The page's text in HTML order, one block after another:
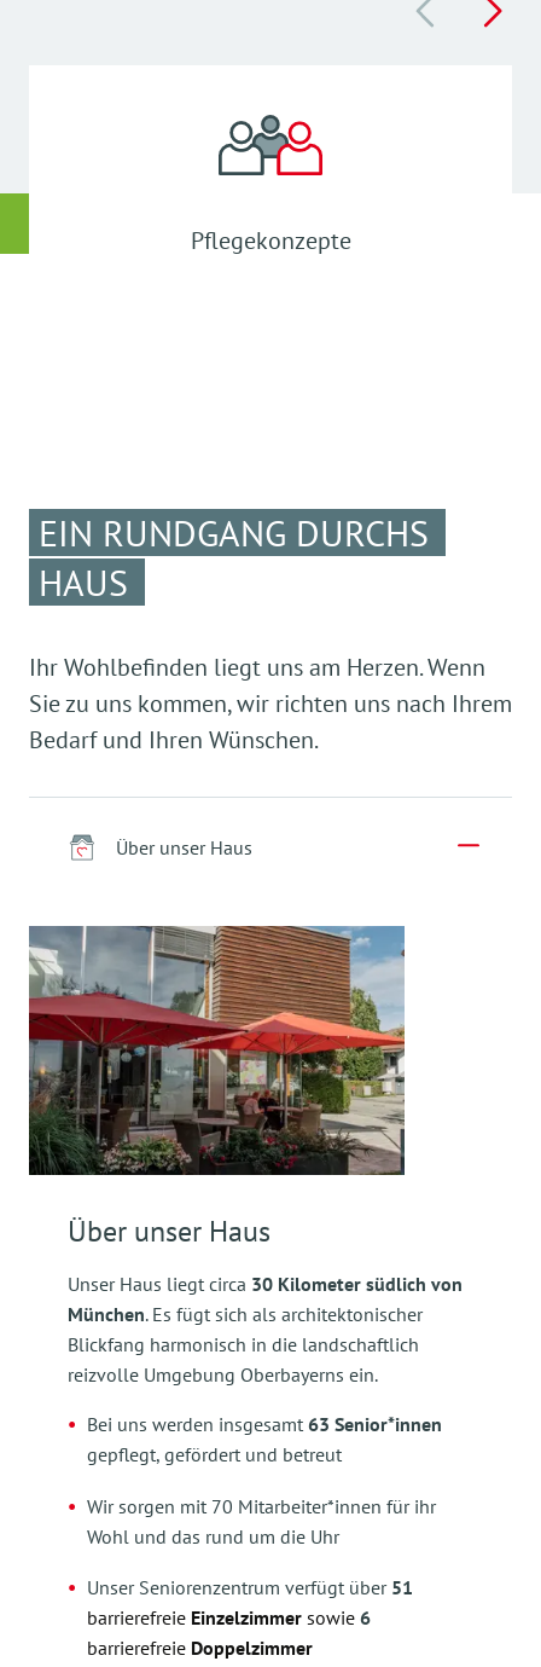
Pflegekonzepte
EIN RUNDGANG DURCHS
HAUS
Ihr Wohlbefinden liegt uns am Herzen. Wenn
Sie zu uns kommen, wir richten uns nach Ihrem
Bedarf und Ihren Wünschen.
Über unser Haus
Über unser Haus
Unser Haus liegt circa 30 Kilometer südlich von
München. Es fügt sich als architektonischer
Blickfang harmonisch in die landschaftlich
reizvolle Umgebung Oberbayerns ein.
Bei uns werden insgesamt 63 Senior*innen
gepflegt, gefördert und betreut
Wir sorgen mit 70 Mitarbeiter*innen für ihr
Wohl und das rund um die Uhr
Unser Seniorenzentrum verfügt über 51
barrierefreie Einzelzimmer sowie 6
barrierefreie Doppelzimmer